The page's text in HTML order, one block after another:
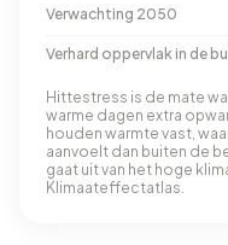
Verwachting 2050
Verhard oppervlak in de
Hittestress is de mate
warme dagen extra
houden warmte vast,
aanvoelt dan buiten de
gaat uit van het hoge
Klimaateffectatlas.